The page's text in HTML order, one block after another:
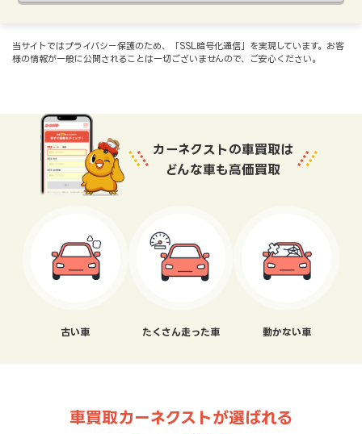
当サイトではプライバシー保護のため、「SSL暗号化通信」を実現しています。お客
様の情報が一般に公開されることは一切ございませんので、ご安心ください。
カーネクストの車買取は
どんな車も高価買取
古い車 たくさん走った車 動かない車
車買取カーネクストが選ばれる